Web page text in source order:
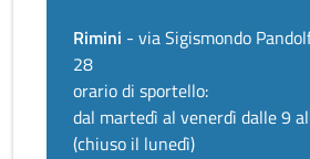
Rimini - via Sigismondo
28
orario di sportello:
dal martedì al venerdì dalle 9
(chiuso il lunedì)